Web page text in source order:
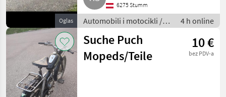
Mercedes
Ford
Nissan
Oglas
6275 Stumm
Automobili i motocikli /
Limuzine
4 h online
Suche Puch
Mopeds/Teile
10 €
bez PDV-a